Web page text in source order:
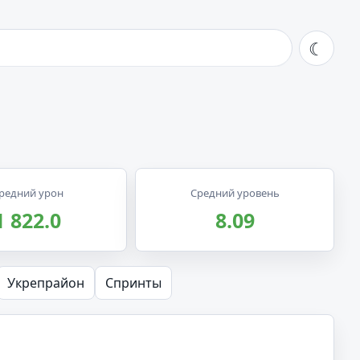
☾
урон
822.0
Средний уровень
8.09
Укрепрайон Спринты